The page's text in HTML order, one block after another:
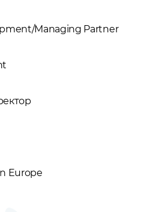
Managing Partner
Europe